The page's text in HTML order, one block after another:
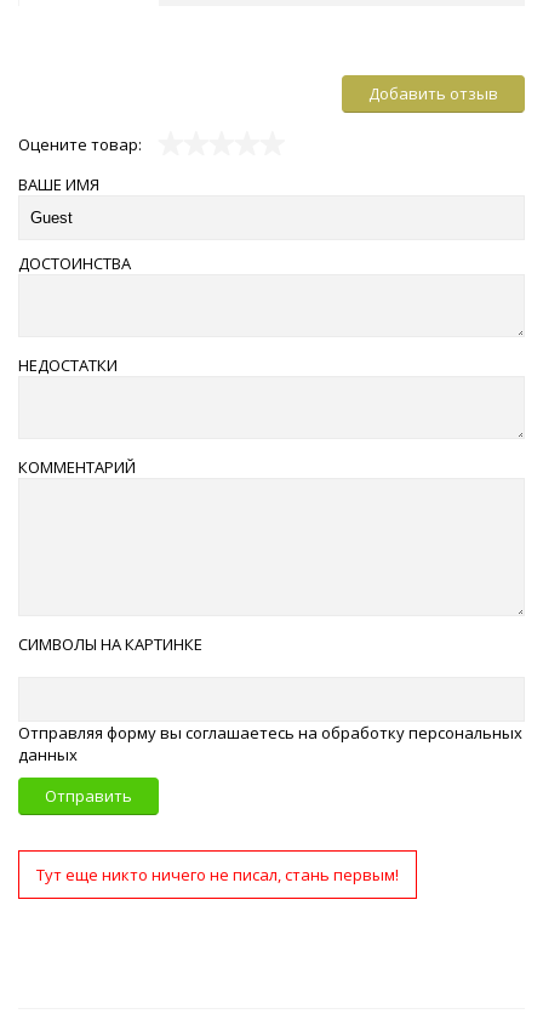
Добавить отзыв
Оцените товар:
ВАШЕ ИМЯ
ДОСТОИНСТВА
НЕДОСТАТКИ
КОММЕНТАРИЙ
СИМВОЛЫ НА КАРТИНКЕ
Отправляя форму вы соглашаетесь на обработку персональных
данных
Отправить
Тут еще никто ничего не писал, стань первым!